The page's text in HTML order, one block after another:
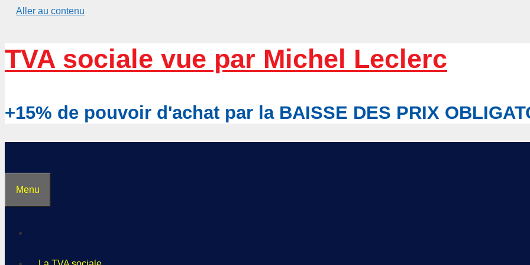
Aller au contenu
TVA sociale vue par Michel Leclerc
+15% de pouvoir d'achat par la BAISSE DES PRIX
Menu